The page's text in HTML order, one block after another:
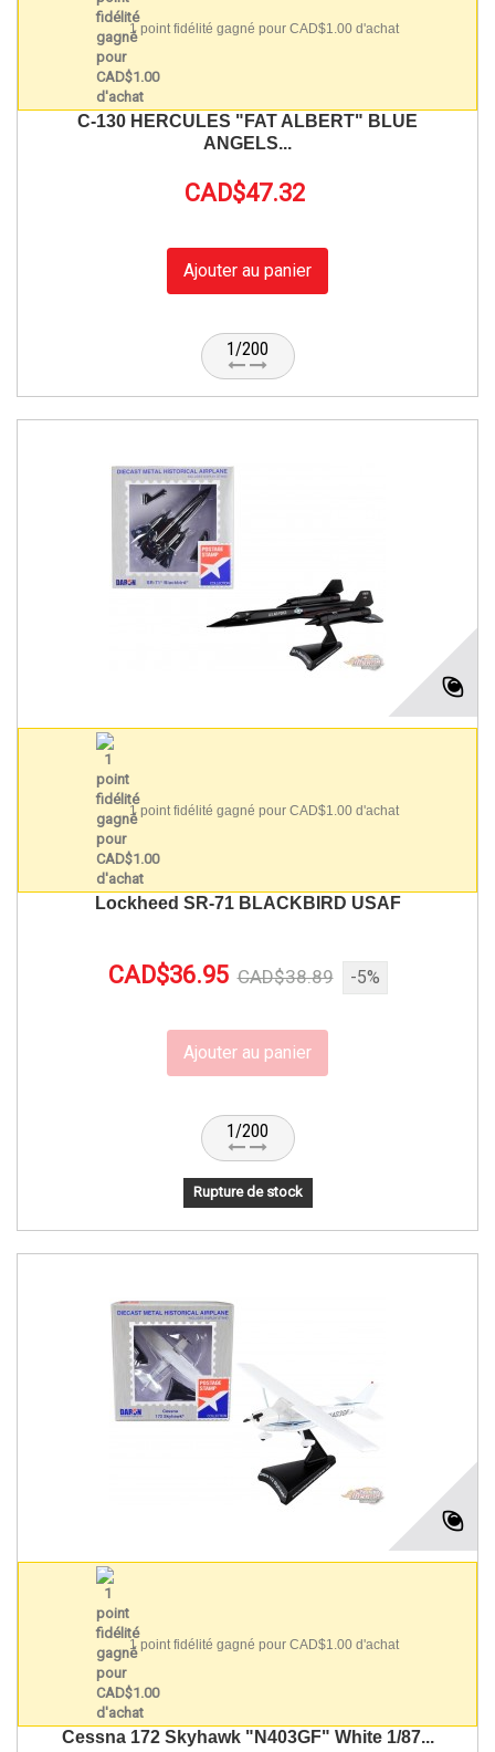
1 point fidélité gagné pour CAD$1.00 d'achat
C-130 HERCULES "FAT ALBERT" BLUE
ANGELS...
CAD$47.32
Ajouter au panier
1/200
1 point fidélité gagné pour CAD$1.00 d'achat
Lockheed SR-71 BLACKBIRD USAF
CAD$36.95 CAD$38.89 -5%
Ajouter au panier
1/200
Rupture de stock
1 point fidélité gagné pour CAD$1.00 d'achat
Cessna 172 Skyhawk "N403GF" White 1/87...